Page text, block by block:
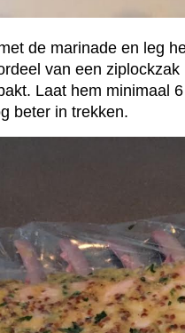
de marinade en leg
van een
Laat hem minimaal
beter in trekken.